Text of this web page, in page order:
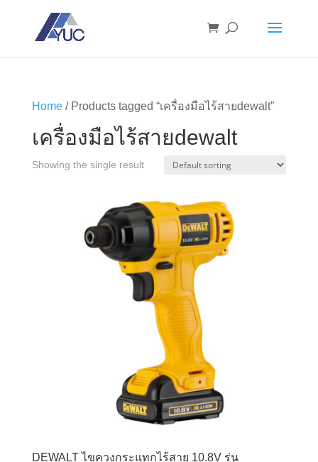
Home/ Products tagged “เครื่องมือไร้สายdewalt”
เครื่องมือไร้สายdewalt
Showing the single result
DEWALT ไขควงกระแทกไร้สาย 10.8V รุ่น